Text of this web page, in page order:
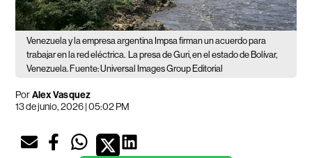
Venezuela y la empresa argentina Impsa firman un acuerdo para
trabajar en la red eléctrica. La presa de Guri, en el estado de Bolívar,
Venezuela. Fuente: Universal Images Group Editorial
PorAlex Vasquez
13 de junio, 2026 | 05:02 PM